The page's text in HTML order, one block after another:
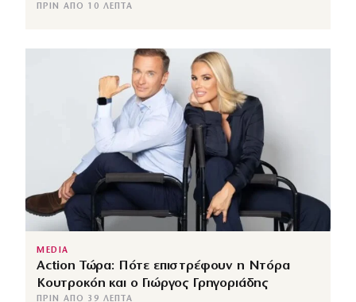
ΠΡΙΝ ΑΠΌ 10 ΛΕΠΤΆ
MEDIA
Action Τώρα: Πότε επιστρέφουν η Ντόρα
Κουτροκόη και ο Γιώργος Γρηγοριάδης
ΠΡΙΝ ΑΠΌ 39 ΛΕΠΤΆ